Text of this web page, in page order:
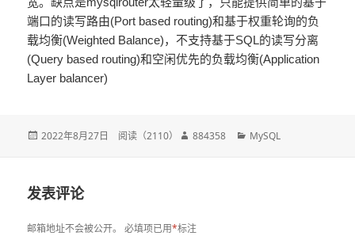
端口的读写路由(Port based routing)和基于权重轮询的负
载均衡(Weighted Balance)，不支持基于SQL的读写分离
(Query based routing)和空闲优先的负载均衡(Application
Layer balancer)
发
2022年8月27日 阅读（2110）
作
884358
分
MySQL
发表评论
邮箱地址不会被公开。 必填项已用*标注